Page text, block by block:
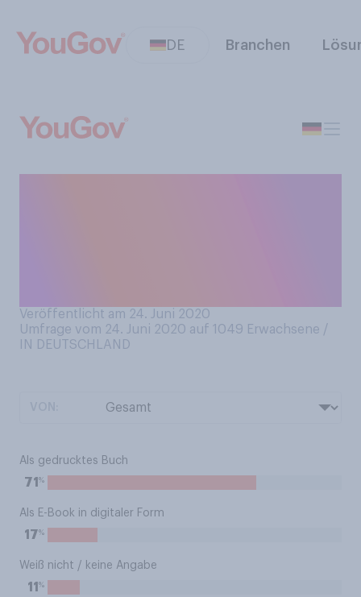
DE Branchen
Veröffentlicht am 24. Juni 2020
Umfrage vom 24. Juni 2020 auf 1049 Erwachsene /
IN DEUTSCHLAND
Als gedrucktes Buch
71 %
Als E-Book in digitaler Form
17%
Weiß nicht / keine Angabe
11 %